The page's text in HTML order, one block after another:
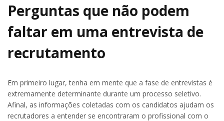
Perguntas que não podem
faltar em uma entrevista de
recrutamento
Em primeiro lugar, tenha em mente que a fase de entrevistas é
extremamente determinante durante um processo seletivo.
Afinal, as informações coletadas com os candidatos ajudam os
recrutadores a entender se encontraram o profissional com o